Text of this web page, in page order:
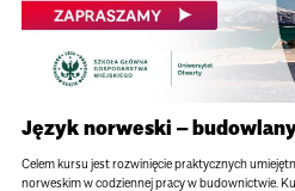
Język norweski –
Celem kursu jest rozwinięcie praktycznych
norweskim w codziennej pracy w budownictwie.